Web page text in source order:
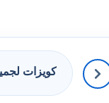
كويزات